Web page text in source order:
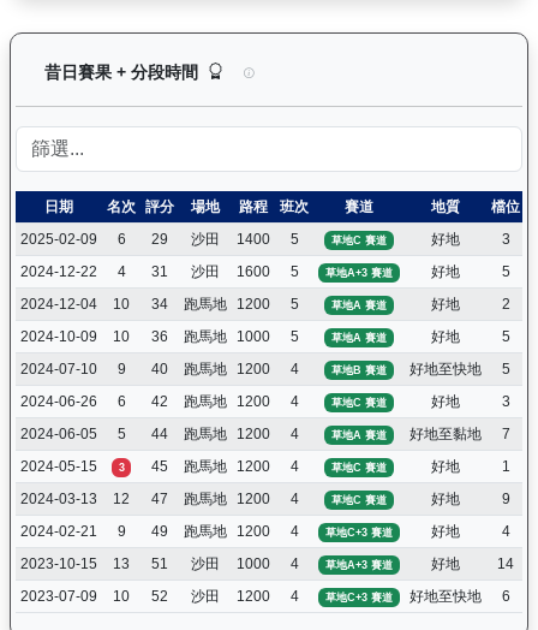
昔日賽果 + 分段時間 背背龍（H374）— 昔日賽果及分段
日期 名次 評分 場地 路程 班次 賽道 地質 檔位
2025-02-09
6 29 沙田 1400 5 草地C 賽道 好地 3
2024-12-22
4 31 沙田 1600 5 草地A+3 賽道 好地 5
2024-12-04
10 34 跑馬地 1200 5 草地A 賽道 好地 2
2024-10-09
10 36 跑馬地 1000 5 草地A 賽道 好地 5
2024-07-10
9 40 跑馬地 1200 4 草地B 賽道 好地至快地 5
2024-06-26
6 42 跑馬地 1200 4 草地C 賽道 好地 3
2024-06-05
5 44 跑馬地 1200 4 草地A 賽道 好地至黏地 7
2024-05-15
3 45 跑馬地 1200 4 草地C 賽道 好地 1
2024-03-13
12 47 跑馬地 1200 4 草地C 賽道 好地 9
2024-02-21
9 49 跑馬地 1200 4 草地C+3 賽道 好地 4
2023-10-15
13 51 沙田 1000 4 草地A+3 賽道 好地 14
2023-07-09
10 52 沙田 1200 4 草地C+3 賽道 好地至快地 6